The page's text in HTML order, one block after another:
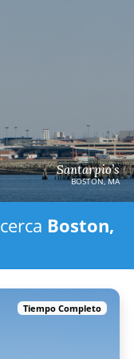
Santarpio’s
BOSTON, MA
cerca Boston,
Tiempo Completo